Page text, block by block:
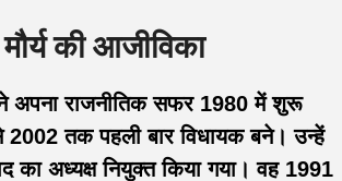
की आजीविका
ने अपना राजनीतिक सफर 1980 में शुरू
तक पहली बार विधायक बने। उन्हें
का अध्यक्ष नियुक्त किया गया। वह 1991